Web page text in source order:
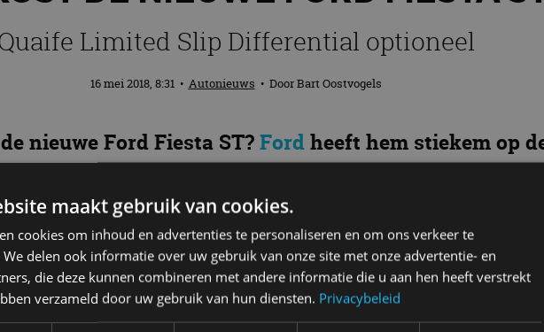
Limited Slip Differential optioneel
16 mei 2018, 8:31 • Autonieuws • DoorBart Oostvogels
nieuwe Ford Fiesta ST?Fordheeft hem stiekem op
driecilinder turbobenzinemotor is iets duurder
een zeer rijke standaarduitrusting omdat Ford in
euro
euro, inclusief alle belastingen. Dankzij de CO2-emissie van 136
maakt gebruik van cookies.
cookies om inhoud en advertenties te personaliseren en om ons verkeer te
We delen ook informatie over uw gebruik van onze site met onze advertentie- en
die deze kunnen combineren met andere informatie die u aan hen heeft verstrekt
verzameld door uw gebruik van hun diensten. Privacybeleid